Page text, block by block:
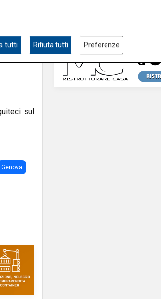
nostro
Ellis
non
sul
Genova
tutti Rifiuta tutti Preferenze